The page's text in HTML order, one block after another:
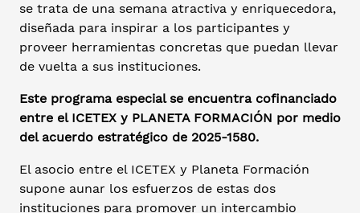
se trata de una semana atractiva y enriquecedora,
diseñada para inspirar a los participantes y
proveer herramientas concretas que puedan llevar
de vuelta a sus instituciones.
Este programa especial se encuentra cofinanciado
entre el ICETEX y PLANETA FORMACIÓN por medio
del acuerdo estratégico de 2025-1580.
El asocio entre el ICETEX y Planeta Formación
supone aunar los esfuerzos de estas dos
instituciones para promover un intercambio